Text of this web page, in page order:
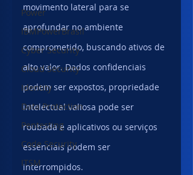
Power
IBMPowerBrasil
Cyber Security
Cloud Security
Identity
Data Protection
Pentesting
Code Security
ITSM
movimento lateral para se
aprofundar no ambiente
comprometido, buscando ativos de
alto valor. Dados confidenciais
podem ser expostos, propriedade
intelectual valiosa pode ser
roubada e aplicativos ou serviços
essenciais podem ser
interrompidos.